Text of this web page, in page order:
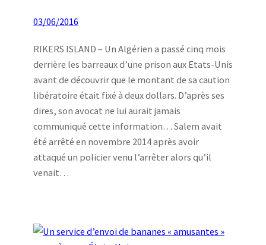
03/06/2016
RIKERS ISLAND – Un Algérien a passé cinq mois
derrière les barreaux d’une prison aux Etats-Unis
avant de découvrir que le montant de sa caution
libératoire était fixé à deux dollars. D’après ses
dires, son avocat ne lui aurait jamais
communiqué cette information… Salem avait
été arrêté en novembre 2014 après avoir
attaqué un policier venu l’arrêter alors qu’il
venait…